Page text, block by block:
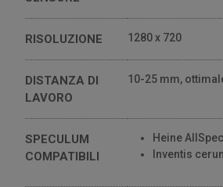
RISOLUZIONE 1280 x 720
DISTANZA DI
LAVORO
10-25 mm,
SPECULUM
COMPATIBILI
Heine
Inventis